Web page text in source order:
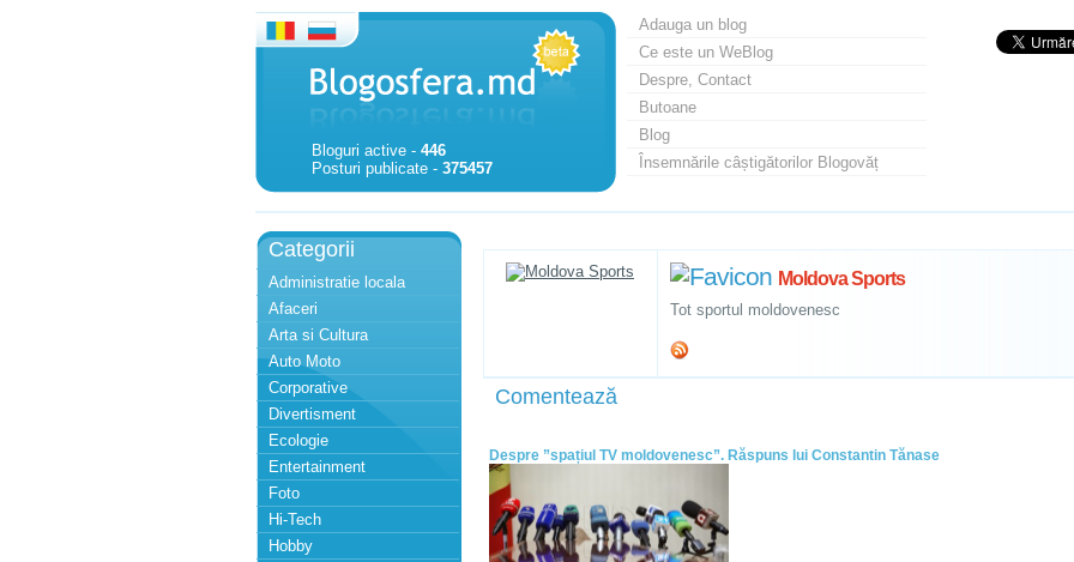
Bloguri active - 446
Posturi publicate - 375457
Adauga un blog
Ce este un WeBlog
Despre, Contact
Butoane
Blog
Însemnările câștigătorilor Blogovăț
Categorii
Administratie locala
Afaceri
Arta si Cultura
Auto Moto
Corporative
Divertisment
Ecologie
Entertainment
Foto
Hi-Tech
Hobby
Moldova Sports
Tot sportul moldovenesc
Comentează
Despre ”spațiul TV moldovenesc”. Răspuns lui Constantin Tănase